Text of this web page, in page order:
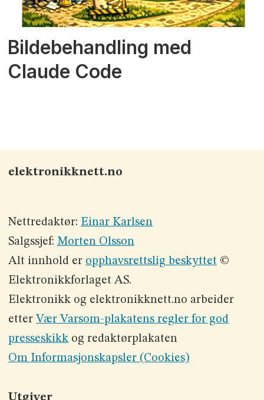
Bildebehandling med
Claude Code
elektronikknett.no
Nettredaktør: Einar Karlsen
Salgssjef: Morten Olsson
Alt innhold er opphavsrettslig beskyttet©
Elektronikkforlaget AS.
Elektronikk og elektronikknett.no arbeider
etter Vær Varsom-plakatens regler for god
presseskikkog redaktørplakaten
Om Informasjonskapsler (Cookies)